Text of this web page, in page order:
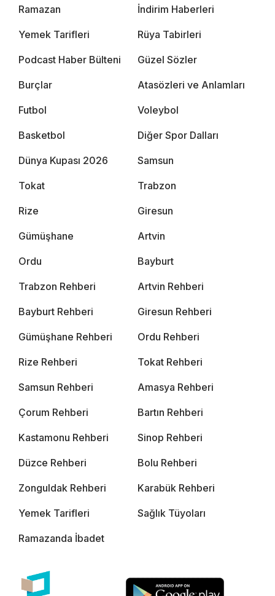
Ramazan İndirim Haberleri
Yemek Tarifleri Rüya Tabirleri
Podcast Haber Bülteni Güzel Sözler
Burçlar Atasözleri ve Anlamları
Futbol Voleybol
Basketbol Diğer Spor Dalları
Dünya Kupası 2026 Samsun
Tokat Trabzon
Rize Giresun
Gümüşhane Artvin
Ordu Bayburt
Trabzon Rehberi Artvin Rehberi
Bayburt Rehberi Giresun Rehberi
Gümüşhane Rehberi Ordu Rehberi
Rize Rehberi Tokat Rehberi
Samsun Rehberi Amasya Rehberi
Çorum Rehberi Bartın Rehberi
Kastamonu Rehberi Sinop Rehberi
Düzce Rehberi Bolu Rehberi
Zonguldak Rehberi Karabük Rehberi
Yemek Tarifleri Sağlık Tüyoları
Ramazanda İbadet